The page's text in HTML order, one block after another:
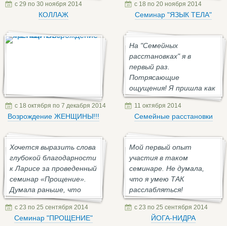
с 29 по 30 ноября 2014
КОЛЛАЖ
с 18 по 20 ноября 2014
Семинар "ЯЗЫК ТЕЛА"
с 18 октября по 7 декабря 2014
Возрождение ЖЕНЩИНЫ!!!
На "Семейных
расстановках" я в
первый раз.
Потрясающие
ощущения! Я пришла как
участник, но очень
много получила для себя
(хоть ...
11 октября 2014
Семейные расстановки
Хочется выразить слова
глубокой благодарности
к Ларисе за проведенный
семинар «Прощение».
Думала раньше, что
некоторые моменты в
своей жизни я ...
с 23 по 25 сентября 2014
Семинар "ПРОЩЕНИЕ"
Мой первый опыт
участия в таком
семинаре. Не думала,
что я умею ТАК
расслабляться!
Незабываемые
ощущения, образы,
эмоции. Сейчас ощущаю
с 23 по 25 сентября 2014
ЙОГА-НИДРА